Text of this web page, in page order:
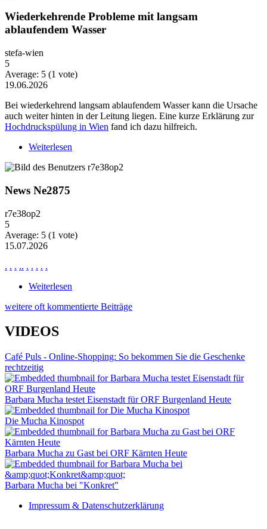
Wiederkehrende Probleme mit langsam
ablaufendem Wasser
stefa-wien
5
Average: 5 (1 vote)
19.06.2026
Bei wiederkehrend langsam ablaufendem Wasser kann die Ursache
auch weiter hinten in der Leitung liegen. Eine kurze Erklärung zur
Hochdruckspülung in Wien fand ich dazu hilfreich.
Weiterlesen
News Ne2875
r7e38op2
5
Average: 5 (1 vote)
15.07.2026
. . . .. . . . . .
Weiterlesen
weitere oft kommentierte Beiträge
VIDEOS
Café Puls - Online-Shopping: So bekommen Sie die Geschenke
rechtzeitig
Barbara Mucha testet Eisenstadt für ORF Burgenland Heute
Die Mucha Kinospot
Barbara Mucha zu Gast bei ORF Kärnten Heute
Barbara Mucha bei "Konkret"
Impressum & Datenschutzerklärung